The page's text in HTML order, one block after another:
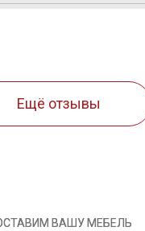
Ещё отзывы
ВАШУ МЕБЕЛЬ